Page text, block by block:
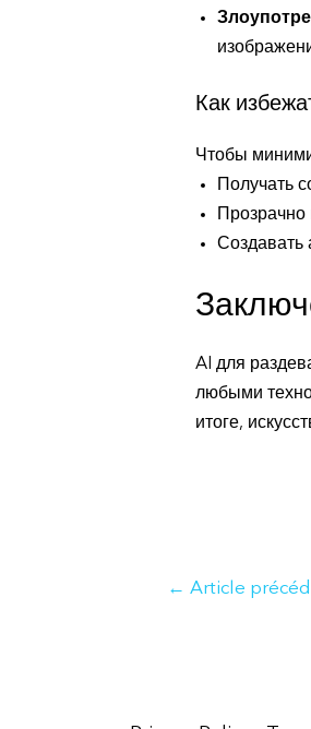
Как
Чтобы
Получать
Прозрачно
Создавать
AI для
любыми
итоге,
Navigation
← Article